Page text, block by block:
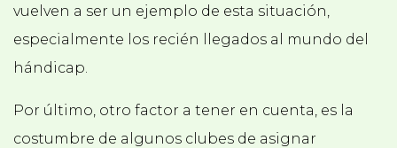
vuelven a ser un ejemplo de esta situación,
especialmente los recién llegados al mundo del
hándicap.
Por último, otro factor a tener en cuenta, es la
costumbre de algunos clubes de asignar